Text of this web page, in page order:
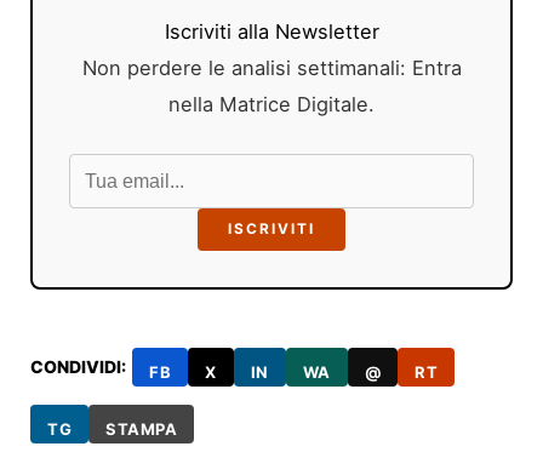
Iscriviti alla Newsletter
Non perdere le analisi settimanali: Entra
nella Matrice Digitale.
ISCRIVITI
CONDIVIDI: FB X IN WA @ RT
TG STAMPA